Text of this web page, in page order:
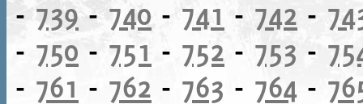
-739-740 - 741 - 742 -
- 750 - 751 - 752 - 753 -
- 761 - 762 - 763 - 764 -